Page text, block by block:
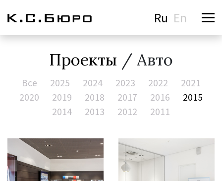
Ru En
Проекты / Авто
Все 2025 2024 2023 2022
2021
2020
2019 2018 2017 2016
2015
2014
2013 2012 2011